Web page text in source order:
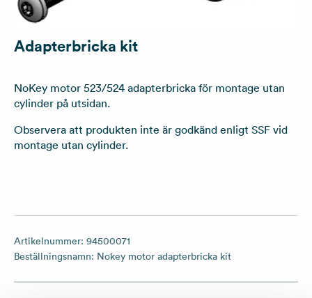
Adapterbricka kit
NoKey motor 523/524 adapterbricka för montage utan
cylinder på utsidan.
Observera att produkten inte är godkänd enligt SSF vid
montage utan cylinder.
Artikelnummer: 94500071
Beställningsnamn: Nokey motor adapterbricka kit